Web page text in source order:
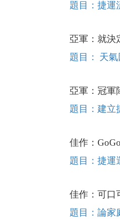
題目：捷運
亞軍：就決
題目：
天
亞軍：冠軍
題目： 建立
佳作：
題目： 捷運
佳作：可口
題目： 論家